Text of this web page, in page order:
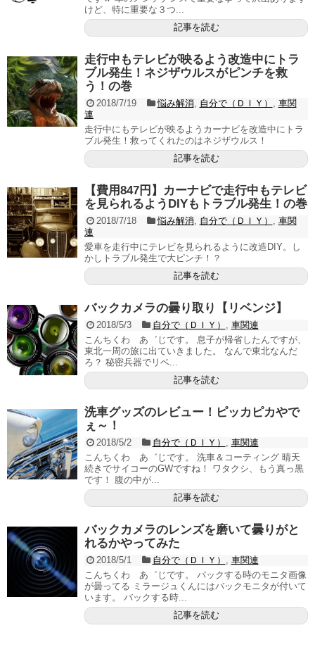
けど、特に重要な３つ...
記事を読む
走行中もテレビが映るよう改造中にトラ
ブル発生！ネジザウルスがピンチを救
う！の巻
2018/7/19 悩み解消, 自分で（ＤＩＹ） , 車関
連
走行中にもテレビが映るようカーナビを改造中にトラ
ブル発生！救ってくれたのはネジザウルス！
記事を読む
【費用847円】カーナビで走行中もテレビ
を見られるようDIYもトラブル発生！の巻
2018/7/18 悩み解消, 自分で（ＤＩＹ） , 車関
連
愛車を走行中にテレビを見られるように改造DIY。し
かしトラブル発生で大ピンチ！？
記事を読む
バックカメラの曇り取り【リベンジ】
2018/5/3 自分で（ＤＩＹ） , 車関連
こんちくわ あ゛じです。 息子が帰省したんですが、
東北一周の旅に出ていきました。 なんで東北なんだ
ろ？ 秘密兵器でリベ...
記事を読む
洗車グッズのレビュー！ピッカピカやで
ぇ～！
2018/5/2 自分で（ＤＩＹ） , 車関連
こんちくわ あ゛じです。 洗車＆コーティング 晴天
続きでサイコーのGWですね！ ワタクシ、もう真っ黒
です！ 腹の中が...
記事を読む
バックカメラのレンズを磨いて曇りがと
れるかやってみた
2018/5/1 自分で（ＤＩＹ） , 車関連
こんちくわ あ゛じです。 バックする時のモニタ画像
が曇ってる ミラージュくんにはバックモニタが付いて
います。 バックする時...
記事を読む